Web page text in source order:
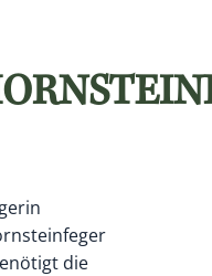
die